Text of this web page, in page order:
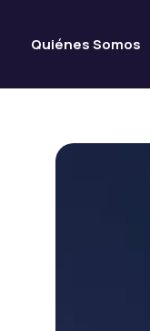
Quiénes Somos